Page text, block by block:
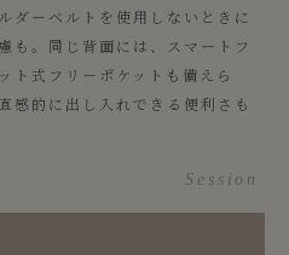
Session
ダーベルトを使用しないときに
も。同じ背面には、スマートフ
ト式フリーポケットも備えら
感的に出し入れできる便利さも